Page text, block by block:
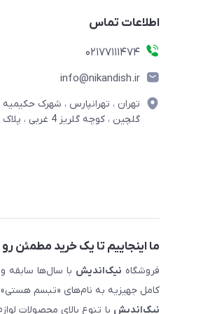
اطلاعات تماس
02177111474
info@nikandish.ir
تهران ، تهرانپارس ، شهرک حکیمیه
گلچین ، کوچه گلریز 4 غربی ، پلاک 13
ما اینجاییم تا یک خرید مطمئن
فروشگاه نیک‌اندیش
کامل جهیزیه به نام‌های «تبسم هستی»
نیک‌اندیش با تنوع بالای محصولات